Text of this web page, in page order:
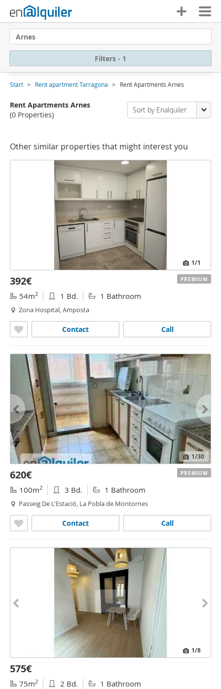
Arnes
Filters - 1
Start Rent apartment Tarragona Rent Apartments Arnes
Rent Apartments Arnes
(0 Properties)
Sort by Enalquiler
Other similar properties that might interest you
1/1
392€
54m2 1 Bd. 1 Bathroom
Zona Hospital, Amposta
Call
Contact
PREMIUM
1/30
620€
100m2 3 Bd. 1 Bathroom
Passeig De L'Estació, La Pobla de Montornes
Call
Contact
PREMIUM
1/8
575€
75m2 2 Bd. 1 Bathroom